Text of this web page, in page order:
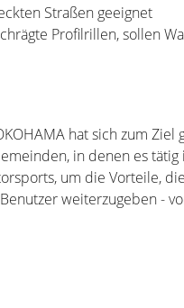
Straßen geeignet
Profilrillen, sollen
hat sich zum
in denen es
um die Vorteile,
weiterzugeben -